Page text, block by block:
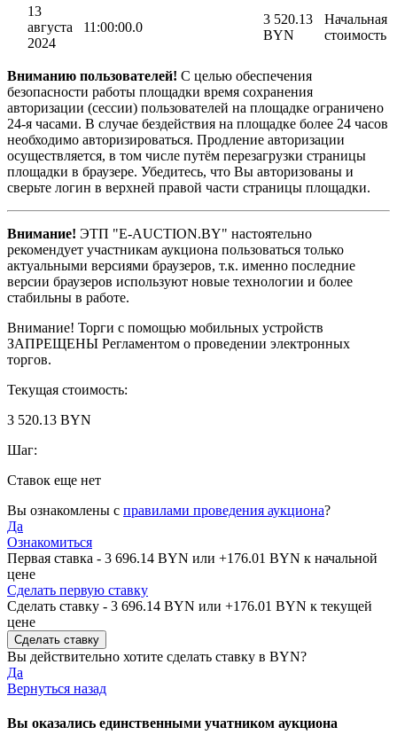
13
августа
2024
11:00:00.0
3 520.13
BYN
Начальная
стоимость
Вниманию пользователей! С целью обеспечения
безопасности работы площадки время сохранения
авторизации (сессии) пользователей на площадке ограничено
24-я часами. В случае бездействия на площадке более 24 часов
необходимо авторизироваться. Продление авторизации
осуществляется, в том числе путём перезагрузки страницы
площадки в браузере. Убедитесь, что Вы авторизованы и
сверьте логин в верхней правой части страницы площадки.
Внимание! ЭТП "E-AUCTION.BY" настоятельно
рекомендует участникам аукциона пользоваться только
актуальными версиями браузеров, т.к. именно последние
версии браузеров используют новые технологии и более
стабильны в работе.
Внимание! Торги с помощью мобильных устройств
ЗАПРЕЩЕНЫ Регламентом о проведении электронных
торгов.
Текущая стоимость:
3 520.13 BYN
Шаг:
Ставок еще нет
Вы ознакомлены с правилами проведения аукциона?
Да
Ознакомиться
Первая ставка - 3 696.14 BYN или +176.01 BYN к начальной
цене
Сделать первую ставку
Сделать ставку - 3 696.14 BYN или +176.01 BYN к текущей
цене
Вы действительно хотите сделать ставку в BYN?
Да
Вернуться назад
Вы оказались единственными учатником аукциона